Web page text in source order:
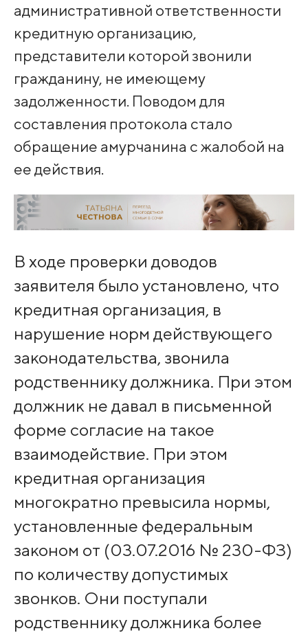
административной ответственности
кредитную организацию,
представители которой звонили
гражданину, не имеющему
задолженности. Поводом для
составления протокола стало
обращение амурчанина с жалобой на
ее действия.
В ходе проверки доводов
заявителя было установлено, что
кредитная организация, в
нарушение норм действующего
законодательства, звонила
родственнику должника. При этом
должник не давал в письменной
форме согласие на такое
взаимодействие. При этом
кредитная организация
многократно превысила нормы,
установленные федеральным
законом от (03.07.2016 № 230-ФЗ)
по количеству допустимых
звонков. Они поступали
родственнику должника более